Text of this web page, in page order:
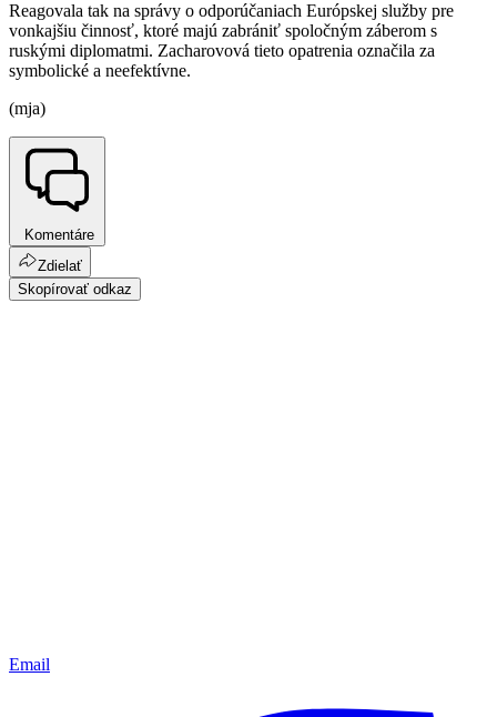
Reagovala tak na správy o odporúčaniach Európskej služby pre
vonkajšiu činnosť, ktoré majú zabrániť spoločným záberom s
ruskými diplomatmi. Zacharovová tieto opatrenia označila za
symbolické a neefektívne.
(mja)
Komentáre
Zdielať
Skopírovať odkaz
Email